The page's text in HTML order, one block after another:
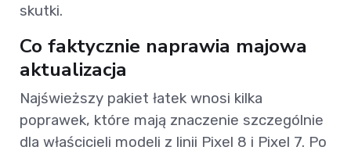
skutki.
Co faktycznie naprawia majowa
aktualizacja
Najświeższy pakiet łatek wnosi kilka
poprawek, które mają znaczenie szczególnie
dla właścicieli modeli z linii Pixel 8 i Pixel 7. Po